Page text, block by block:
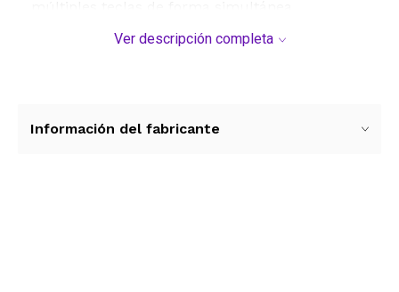
El aspecto visual no se queda atrás gracias a su
multimedia de acceso rápido que te permiten
Ver descripción completa
Información del fabricante